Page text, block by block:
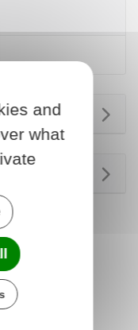
and
what